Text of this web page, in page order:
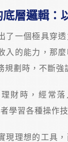
底層邏輯：
了一個極具穿透
入的能力，那
規劃時，不斷強
財時，經常
者學習各種操作
現理想的工具